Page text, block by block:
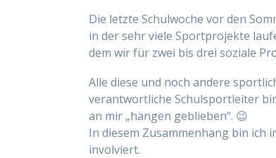
Die letzte Schulwoche vor den
in der sehr viele Sportprojekte
dem wir für zwei bis drei soziale
Alle diese und noch andere
verantwortliche Schulsportleiter
an mir „hängen geblieben“. 😉
In diesem Zusammenhang bin ich
involviert.